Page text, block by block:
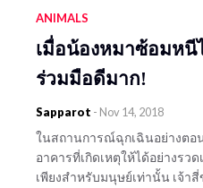
ANIMALS
เมื่อน้องหมาซ้อมหนี
ร่วมมือดีมาก!
Sapparot - Nov 14, 2018
ในสถานการณ์ฉุกเฉินอย่างตอ
อาคารที่เกิดเหตุให้ได้อย่างรว
เพียงสำหรับมนุษย์เท่านั้น เจ้า